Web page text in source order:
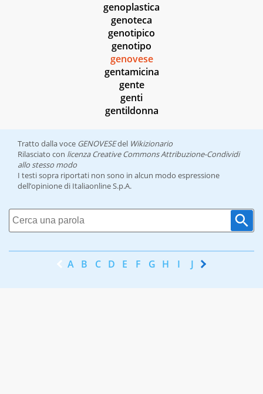
genoplastica
genoteca
genotipico
genotipo
genovese
gentamicina
gente
genti
gentildonna
Tratto dalla voce GENOVESEdel Wikizionario
Rilasciato con licenza Creative Commons Attribuzione-Condividi
allo stesso modo
I testi sopra riportati non sono in alcun modo espressione
dell’opinione di Italiaonline S.p.A.
A B C D E F G H I J K